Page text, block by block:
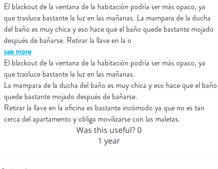
El blackout de la ventana de la habitación podría ser más opaco, ya
que trasluce bastante la luz en las mañanas. La mampara de la ducha
del baño es muy chica y eso hace que el baño quede bastante mojado
después de bañarse. Retirar la llave en la o
see more
El blackout de la ventana de la habitación podría ser más opaco, ya
que trasluce bastante la luz en las mañanas.
La mampara de la ducha del baño es muy chica y eso hace que el baño
quede bastante mojado después de bañarse.
Retirar la llave en la oficina es bastante incómodo ya que no es tan
cerca del apartamento y obliga movilizarse con las maletas.
Was this useful?0
1 year